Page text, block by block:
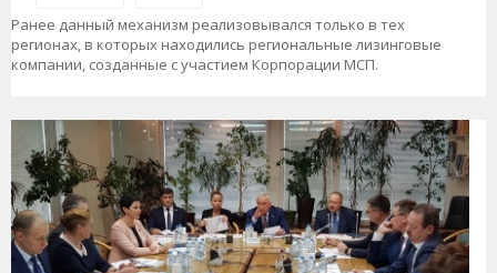
Ранее данный механизм реализовывался только в тех
регионах, в которых находились региональные лизинговые
компании, созданные с участием Корпорации МСП.